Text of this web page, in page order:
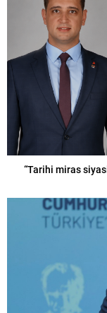
“Tarihi miras